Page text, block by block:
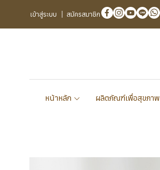
เข้าสู่ระบบ สมัครสมาชิก
หน้าหลัก ผลิตภัณฑ์เพื่อสุขภาพ